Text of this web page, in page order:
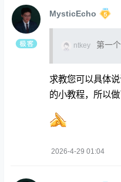
MysticEcho
ntkey 第一
求教您可以具体
的小教程，所以
2026-4-29 01:04